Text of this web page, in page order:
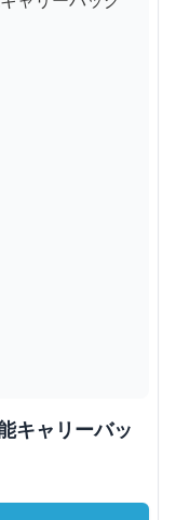
キャリーバッ